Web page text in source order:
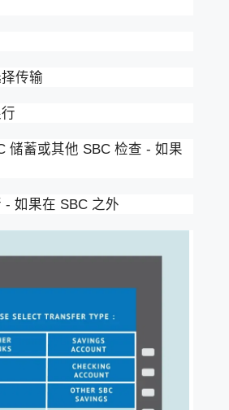
传输
储蓄或其他 SBC 检查 - 如果
如果在 SBC 之外